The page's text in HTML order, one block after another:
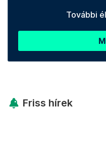
További
Friss hírek